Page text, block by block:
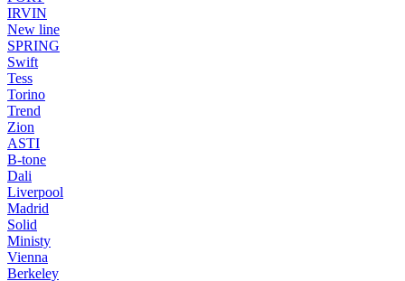
IRVIN
New line
SPRING
Swift
Tess
Torino
Trend
Zion
ASTI
B-tone
Dali
Liverpool
Madrid
Solid
Ministy
Vienna
Berkeley